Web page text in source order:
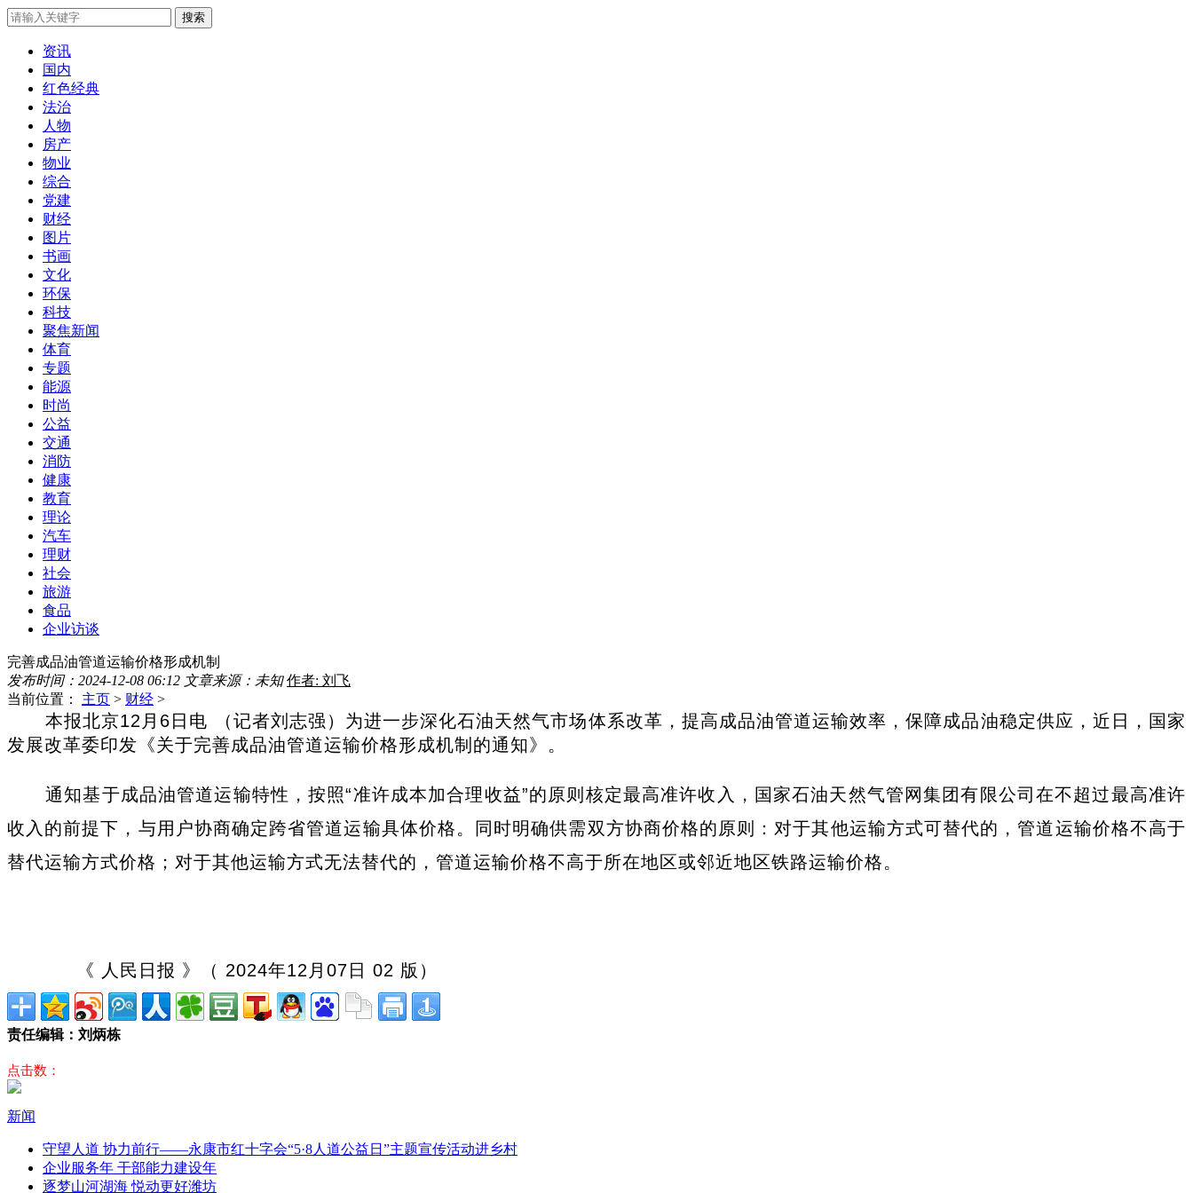
搜索
资讯
国内
红色经典
法治
人物
房产
物业
综合
党建
财经
图片
书画
文化
环保
科技
聚焦新闻
体育
专题
能源
时尚
公益
交通
消防
健康
教育
理论
汽车
理财
社会
旅游
食品
企业访谈
完善成品油管道运输价格形成机制
发布时间：2024-12-08 06:12 文章来源：未知 作者: 刘飞
当前位置： 主页 > 财经 >
本报北京12月6日电 （记者刘志强）为进一步深化石油天然气市场体系改革，提高成品油管道运输效率，保障成品油稳定供应，近日，国家
发展改革委印发《关于完善成品油管道运输价格形成机制的通知》。
通知基于成品油管道运输特性，按照“准许成本加合理收益”的原则核定最高准许收入，国家石油天然气管网集团有限公司在不超过最高准许
收入的前提下，与用户协商确定跨省管道运输具体价格。同时明确供需双方协商价格的原则：对于其他运输方式可替代的，管道运输价格不高于
替代运输方式价格；对于其他运输方式无法替代的，管道运输价格不高于所在地区或邻近地区铁路运输价格。
《 人民日报 》（ 2024年12月07日 02 版）
责任编辑：刘炳栋
点击数：
新闻
守望人道 协力前行——永康市红十字会“5·8人道公益日”主题宣传活动进乡村
企业服务年 干部能力建设年
逐梦山河湖海 悦动更好潍坊